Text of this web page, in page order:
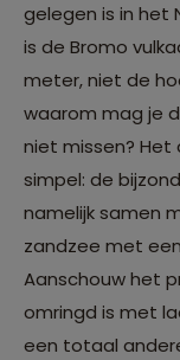
gelegen is in het
is de Bromo
meter, niet de
waarom mag je
niet missen?
simpel: de
namelijk samen
zandzee met
Aanschouw het
omringd is met
een totaal